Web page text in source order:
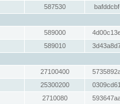
587530
589000
589010
27100400
25300200
2710080